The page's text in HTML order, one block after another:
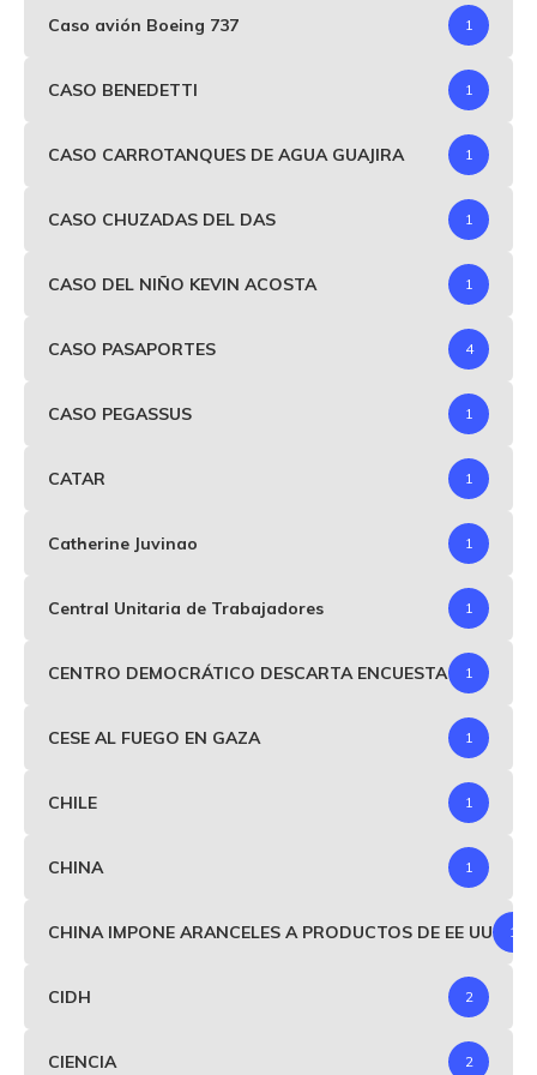
Caso avión Boeing 737 1
CASO BENEDETTI 1
CASO CARROTANQUES DE AGUA GUAJIRA 1
CASO CHUZADAS DEL DAS 1
CASO DEL NIÑO KEVIN ACOSTA 1
CASO PASAPORTES 4
CASO PEGASSUS 1
CATAR 1
Catherine Juvinao 1
Central Unitaria de Trabajadores 1
CENTRO DEMOCRÁTICO DESCARTA ENCUESTA 1
CESE AL FUEGO EN GAZA 1
CHILE 1
CHINA 1
CHINA IMPONE ARANCELES A PRODUCTOS DE EE UU 1
CIDH 2
CIENCIA 2